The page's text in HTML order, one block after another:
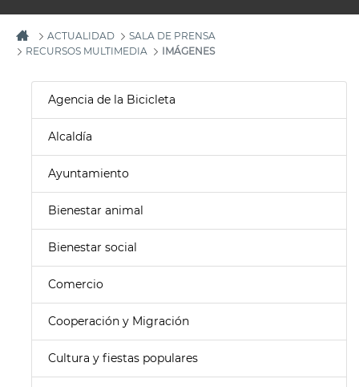
ACTUALIDAD
SALA DE PRENSA
RECURSOS MULTIMEDIA
IMÁGENES
Agencia de la Bicicleta
Alcaldía
Ayuntamiento
Bienestar animal
Bienestar social
Comercio
Cooperación y Migración
Cultura y fiestas populares